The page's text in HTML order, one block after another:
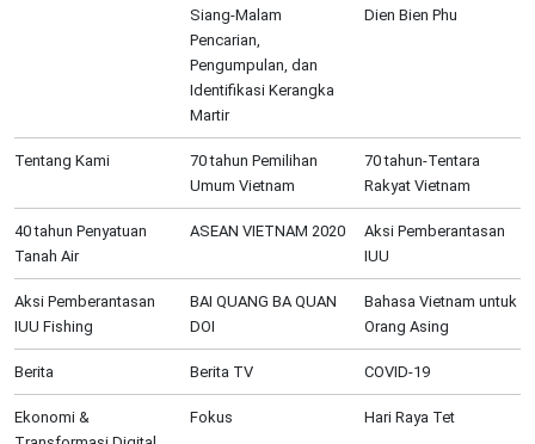
Siang-Malam
Pencarian,
Pengumpulan, dan
Identifikasi Kerangka
Martir
Dien Bien Phu
Tentang Kami
70 tahun Pemilihan
Umum Vietnam
70 tahun-Tentara
Rakyat Vietnam
40 tahun Penyatuan
Tanah Air
ASEAN VIETNAM 2020
Aksi Pemberantasan
IUU
Aksi Pemberantasan
IUU Fishing
BAI QUANG BA QUAN
DOI
Bahasa Vietnam untuk
Orang Asing
Berita Berita TV COVID-19
Ekonomi &
Fokus Hari Raya Tet